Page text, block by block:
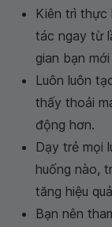
Kiên trì thực
tác ngay từ
gian bạn
Luôn luôn
thấy thoải
động hơn.
Dạy trẻ mọi
huống nào,
tăng hiệu
Bạn nên